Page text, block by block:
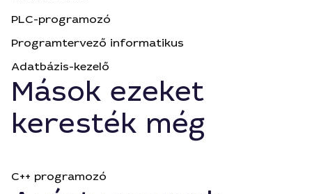
PLC-programozó
Programtervező informatikus
Adatbázis-kezelő
Mások ezeket
keresték még
C++ programozó